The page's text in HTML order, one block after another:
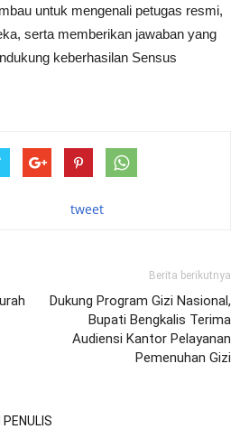
untuk mengenali petugas resmi,
serta memberikan jawaban yang
keberhasilan Sensus
tweet
Berita berikutnya
Dukung Program Gizi Nasional,
Bupati Bengkalis Terima
Audiensi Kantor Pelayanan
Pemenuhan Gizi
PENULIS